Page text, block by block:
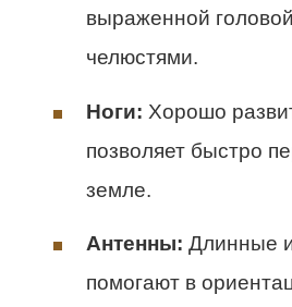
выраженной
челюстями.
Ноги: Хорошо
позволяет быстро
земле.
Антенны: Длинные
помогают в